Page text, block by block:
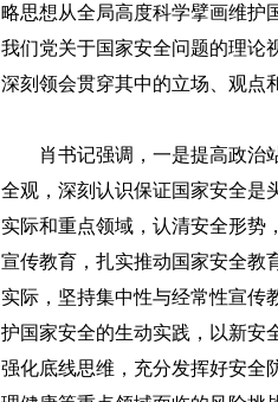
略思想从全局高度科学擘画维护
我们党关于国家安全问题的理论
深刻领会贯穿其中的立场、观点
肖书记强调，一是提高政治
全观，深刻认识保证国家安全是
实际和重点领域，认清安全形势
宣传教育，扎实推动国家安全教
实际，坚持集中性与经常性宣传
护国家安全的生动实践，以新安
强化底线思维，充分发挥好安全